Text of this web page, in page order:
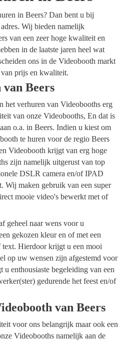
in Beers? Dan bent u bij
Wij bieden namelijk
van een zeer hoge kwaliteit en
in de laatste jaren heel wat
ons in de Videobooth markt
prijs en kwaliteit.
van Beers
het verhuren van Videobooths erg
van onze Videobooths, En dat is
o.a. in Beers. Indien u kiest om
te huren voor de regio Beers
Videobooth krijgt van erg hoge
zijn namelijk uitgerust van top
DSLR camera en/of IPAD
Wij maken gebruik van een super
mooie video's bewerkt met of
geheel naar wens voor u
gekozen kleur en of met een
text. Hierdoor krijgt u een mooi
op uw wensen zijn afgestemd voor
u enthousiaste begeleiding van een
gedurende het feest en/of
van Beers
voor ons belangrijk maar ook een
Videobooths namelijk aan de